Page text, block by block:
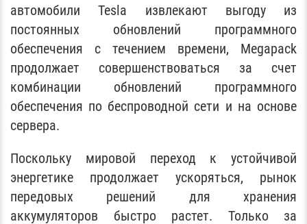
автомобили Tesla извлекают выгоду из
постоянных обновлений программного
обеспечения с течением времени, Megapack
продолжает совершенствоваться за счет
комбинации обновлений программного
обеспечения по беспроводной сети и на основе
сервера.
Поскольку мировой переход к устойчивой
энергетике продолжает ускоряться, рынок
передовых решений для хранения
аккумуляторов быстро растет. Только за